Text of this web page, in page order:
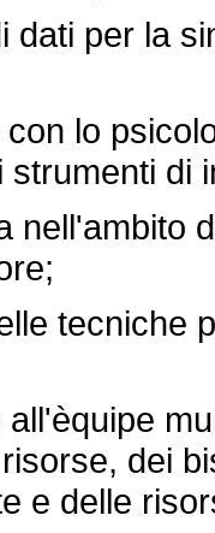
per la
lo
di
tecniche
dei
e delle